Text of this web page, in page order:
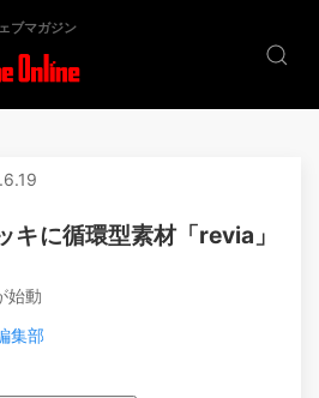
ブマガジン
に循環型素材「revia」
始動
集部